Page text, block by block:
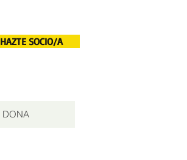
HAZTE SOCIO/A
DONA